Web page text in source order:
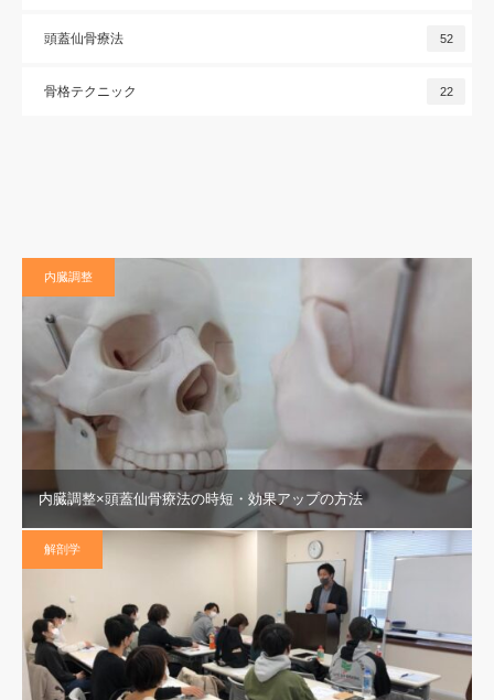
頭蓋仙骨療法 52
骨格テクニック 22
内臓調整
内臓調整×頭蓋仙骨療法の時短・効果アップの方法
解剖学